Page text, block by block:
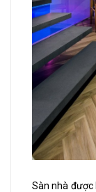
Sàn nhà được